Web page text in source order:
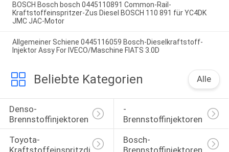
BOSCH Bosch bosch 0445110891 Common-Rail-
Kraftstoffeinspritzer-Zus Diesel BOSCH 110 891 für YC4DK
JMC JAC-Motor
Allgemeiner Schiene 0445116059 Bosch-Dieselkraftstoff-
Injektor Assy For IVECO/Maschine FIATS 3.0D
Beliebte Kategorien Alle
Denso-
Brennstoffinjektoren
-
Brennstoffinjektoren
Toyota-
Bosch-